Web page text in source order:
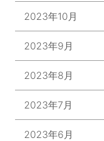
2023年10月
2023年9月
2023年8月
2023年7月
2023年6月